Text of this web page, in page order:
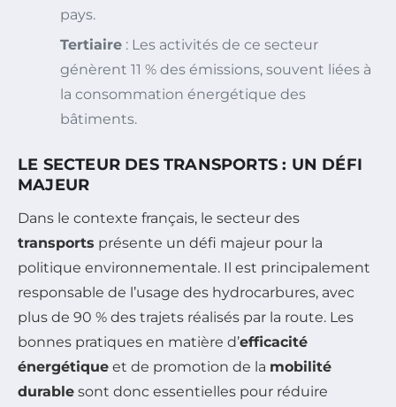
pays.
Tertiaire : Les activités de ce secteur
génèrent 11 % des émissions, souvent liées à
la consommation énergétique des
bâtiments.
LE SECTEUR DES TRANSPORTS : UN DÉFI
MAJEUR
Dans le contexte français, le secteur des
transports présente un défi majeur pour la
politique environnementale. Il est principalement
responsable de l’usage des hydrocarbures, avec
plus de 90 % des trajets réalisés par la route. Les
bonnes pratiques en matière d’efficacité
énergétique et de promotion de la mobilité
durable sont donc essentielles pour réduire